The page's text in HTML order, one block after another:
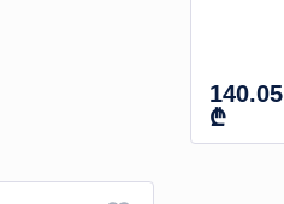
140.05
₾